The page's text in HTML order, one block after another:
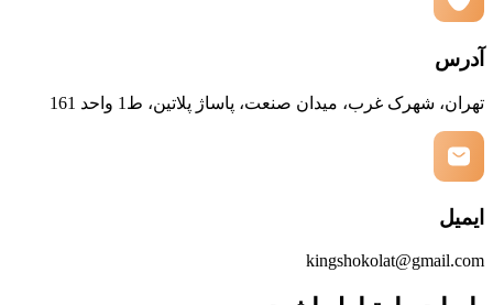
آدرس
تهران، شهرک غرب، میدان صنعت، پاساژ پلاتین، ط1 واحد 161
ایمیل
kingshokolat@gmail.com